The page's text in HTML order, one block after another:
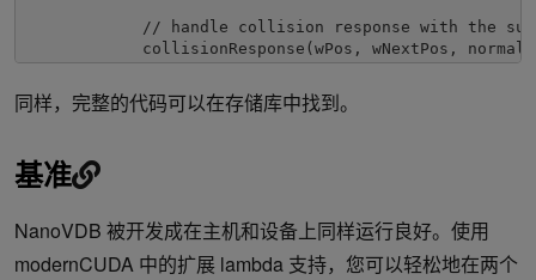
// handle collision response with the
            collisionResponse
( wPos , wNextPos , normal
    positions
[i] = wNextPos ;
};
同样，完整的代码可以在存储库中找到。
基准
NanoVDB 被开发成在主机和设备上同样运行良好。使用
modernCUDA 中的扩展 lambda 支持，您可以轻松地在两个